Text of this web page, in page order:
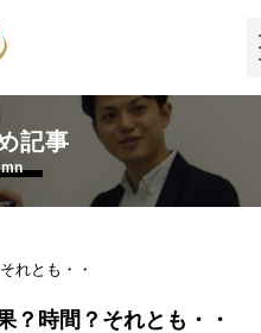
記事
れとも・・
？時間？それとも・・